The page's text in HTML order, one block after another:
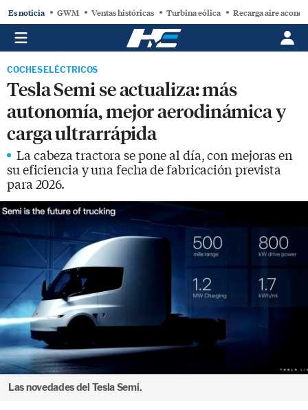
Es noticia GWM Ventas históricas Turbina eólica Recarga aire
COCHES ELÉCTRICOS
Tesla Semi se actualiza: más
autonomía, mejor aerodinámica y
carga ultrarrápida
La cabeza tractora se pone al día, con mejoras en
su eficiencia y una fecha de fabricación prevista
para 2026.
Las novedades del Tesla Semi.